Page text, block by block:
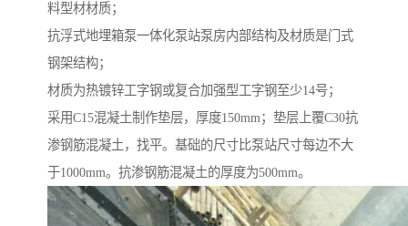
料型材材质；
抗浮式地埋箱泵一体化泵站泵房内部结构及材质是门式
钢架结构；
材质为热镀锌工字钢或复合加强型工字钢至少14号；
采用C15混凝土制作垫层，厚度150mm；垫层上覆C30抗
渗钢筋混凝土，找平。基础的尺寸比泵站尺寸每边不大
于1000mm。抗渗钢筋混凝土的厚度为500mm。